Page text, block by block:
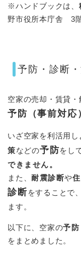
※ハンドブックは、
野市役所本庁舎 3
予防・診断
空家の売却・賃貸
予防（事前対応
いざ空家を利活用し
策などの予防をし
できません。
また、耐震診断や
診断をすることで、
ます。
以下に、空家の予防
をまとめました。